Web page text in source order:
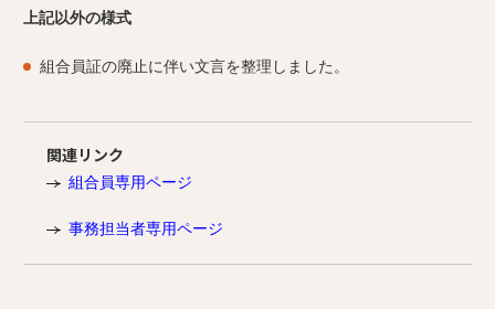
上記以外の様式
組合員証の廃止に伴い文言を整理しました。
関連リンク
組合員専用ページ
事務担当者専用ページ